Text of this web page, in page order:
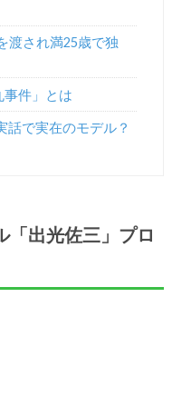
渡され満25歳で独
事件」とは
話で実在のモデル？
「出光佐三」プロ